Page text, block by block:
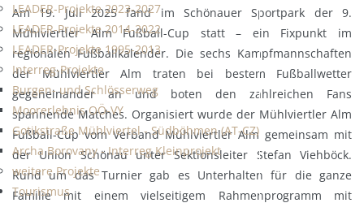
LEADER-Projekte 2023-2027
LEADER-Projekte 2014-2022
LEADER-Projekte 1995-2013
Interreg-Projekte
Burgen- und Schlösserweg
Moorerlebnis OÖ-VY
Gotikstraße Mühlviertel - Südböhmen (AT-CZ)
Archa Borovany - Interreg Kleinprojekt
weitere Projekte
Tourismus
Am 19. Juli 2025 fand im Schönauer Sportpark der 9.
Mühlviertler Alm Fußball-Cup statt – ein Fixpunkt im
regionalen Fußballkalender. Die sechs Kampfmannschaften
der Mühlviertler Alm traten bei bestem Fußballwetter
gegeneinander an und boten den zahlreichen Fans
spannende Matches. Organisiert wurde der Mühlviertler Alm
Fußball-Cup vom Verband Mühlviertler Alm gemeinsam mit
der Union Schönau unter Sektionsleiter Stefan Viehböck.
Rund um das Turnier gab es Unterhalten für die ganze
Familie mit einem vielseitigem Rahmenprogramm mit